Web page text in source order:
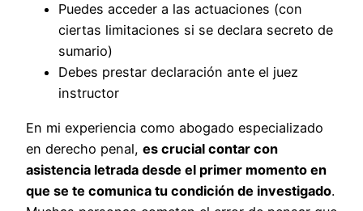
Puedes acceder a las actuaciones (con
ciertas limitaciones si se declara secreto de
sumario)
Debes prestar declaración ante el juez
instructor
En mi experiencia como abogado especializado
en derecho penal, es crucial contar con
asistencia letrada desde el primer momento en
que se te comunica tu condición de investigado.